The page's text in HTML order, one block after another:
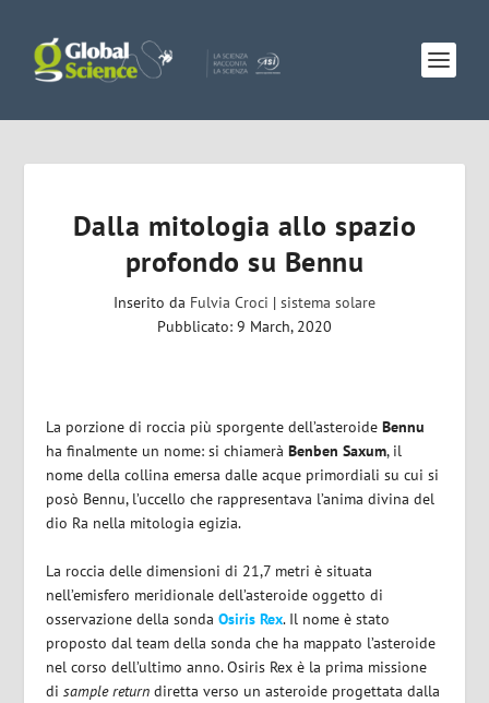
Dalla mitologia allo spazio
profondo su Bennu
Inserito da Fulvia Croci | sistema solare
Pubblicato: 9 March, 2020
La porzione di roccia più sporgente dell’asteroide Bennu
ha finalmente un nome: si chiameràBenben Saxum, il
nome della collina emersa dalle acque primordiali su cui si
posò Bennu, l’uccello che rappresentava l’anima divina del
dio Ra nella mitologia egizia.
La roccia delle dimensioni di 21,7 metri è situata
nell’emisfero meridionale dell’asteroide oggetto di
osservazione della sondaOsiris Rex. Il nome è stato
proposto dal team della sonda che ha mappato l’asteroide
nel corso dell’ultimo anno. Osiris Rex è la prima missione
disample return diretta verso un asteroide progettata dalla